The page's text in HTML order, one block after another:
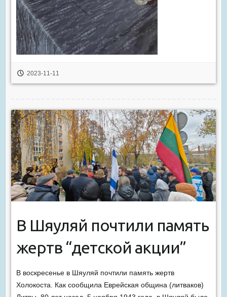
2023-11-11
В Шяуляй почтили память
жертв “детской акции”
В воскресенье в Шяуляй почтили память жертв
Холокоста. Как сообщила Еврейская община (литваков)